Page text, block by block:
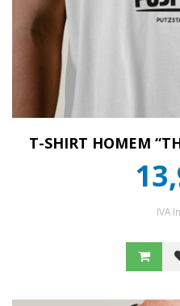
T-SHIRT HOMEM
IVA